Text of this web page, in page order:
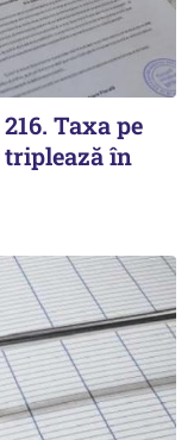
Taxa pe
triplează în